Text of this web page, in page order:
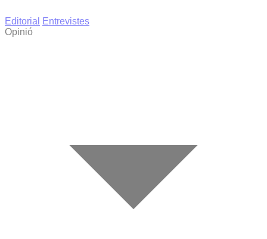
Editorial
Entrevistes
Opinió